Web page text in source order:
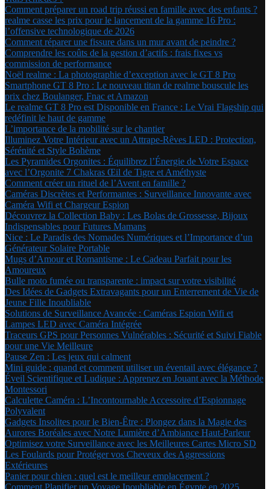
Comment préparer un road trip réussi en famille avec des enfants ?
realme casse les prix pour le lancement de la gamme 16 Pro :
l’offensive technologique de 2026
Comment réparer une fissure dans un mur avant de peindre ?
Comprendre les coûts de la gestion d’actifs : frais fixes vs
commission de performance
Noël realme : La photographie d’exception avec le GT 8 Pro
Smartphone GT 8 Pro : Le nouveau titan de realme bouscule les
prix chez Boulanger, Fnac et Amazon
Le realme GT 8 Pro est Disponible en France : Le Vrai Flagship qui
redéfinit le haut de gamme
L’importance de la mobilité sur le chantier
Illuminez Votre Intérieur avec un Attrape-Rêves LED : Protection,
Sérénité et Style Bohème
Les Pyramides Orgonites : Équilibrez l’Énergie de Votre Espace
avec l’Orgonite 7 Chakras Œil de Tigre et Améthyste
Comment créer un rituel de l’Avent en famille ?
Caméras Discrètes et Performantes : Surveillance Innovante avec
Caméra Wifi et Chargeur Espion
Découvrez la Collection Baby : Les Bolas de Grossesse, Bijoux
Indispensables pour Futures Mamans
Nice : Le Paradis des Nomades Numériques et l’Importance d’un
Générateur Solaire Portable
Mugs d’Amour et Romantisme : Le Cadeau Parfait pour les
Amoureux
Bulle moto fumée ou transparente : impact sur votre visibilité
Des Idées de Gadgets Extravagants pour un Enterrement de Vie de
Jeune Fille Inoubliable
Solutions de Surveillance Avancée : Caméras Espion Wifi et
Lampes LED avec Caméra Intégrée
Traceurs GPS pour Personnes Vulnérables : Sécurité et Suivi Fiable
pour une Vie Meilleure
Pause Zen : Les jeux qui calment
Mini guide : quand et comment utiliser un éventail avec élégance ?
Éveil Scientifique et Ludique : Apprenez en Jouant avec la Méthode
Montessori
Calculette Caméra : L’Incontournable Accessoire d’Espionnage
Polyvalent
Gadgets Insolites pour le Bien-Être : Plongez dans la Magie des
Aurores Boréales avec Notre Lumière d’Ambiance Haut-Parleur
Optimisez votre Surveillance avec les Meilleures Cartes Micro SD
Les Foulards pour Protéger vos Cheveux des Aggressions
Extérieures
Panier pour chien : quel est le meilleur emplacement ?
Comment Planifier un Voyage Inoubliable en Égypte en 2025